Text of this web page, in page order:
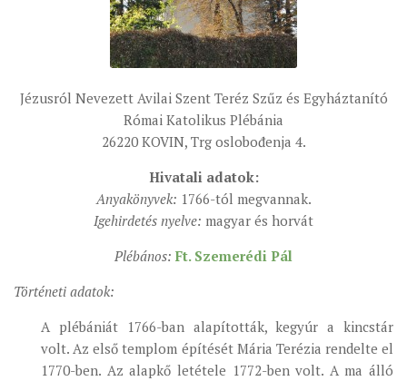
ÉSZAKI ESPERESSÉG
KÖZPONTI ESPERESSÉG
DÉLI ESPERESSÉG
ORGANIGRAMMA
ZSINATI IRODA
KOORDINÁLÓ BIZOTTSÁG
Jézusról Nevezett Avilai Szent Teréz Szűz és Egyháztanító
Római Katolikus Plébánia
26220 KOVIN, Trg oslobođenja 4.
Hivatali adatok:
Anyakönyvek: 1766-tól megvannak.
Igehirdetés nyelve: magyar és horvát
Plébános: Ft. Szemerédi Pál
Történeti adatok:
A plébániát 1766-ban alapították, kegyúr a kincstár
volt. Az első templom építését Mária Terézia rendelte el
1770-ben. Az alapkő letétele 1772-ben volt. A ma álló